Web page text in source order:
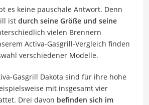
es keine pauschale Antwort. Denn
ist durch seine Größe und seine
vielen Brennern
Activa-Gasgrill-Vergleich finden
verschiedener Modelle.
Gasgrill Dakota sind für ihre hohe
mit insgesamt vier
Drei davon befinden sich im